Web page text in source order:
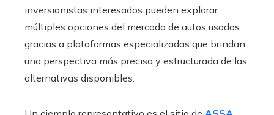
inversionistas interesados pueden explorar
múltiples opciones del mercado de autos usados
gracias a plataformas especializadas que brindan
una perspectiva más precisa y estructurada de las
alternativas disponibles.